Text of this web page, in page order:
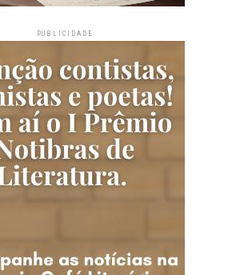
PUBLICIDADE